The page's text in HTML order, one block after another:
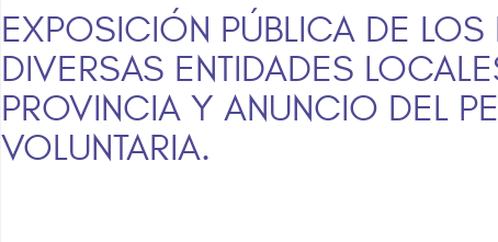
EXPOSICIÓN PÚBLICA DE LOS
DIVERSAS ENTIDADES
PROVINCIA Y ANUNCIO DEL
VOLUNTARIA.